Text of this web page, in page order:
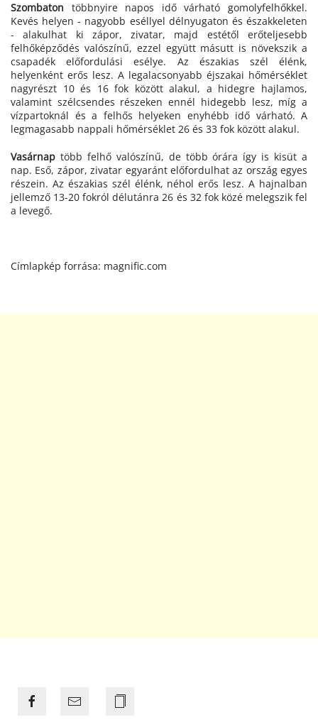
Szombaton többnyire napos idő várható gomolyfelhőkkel.
Kevés helyen - nagyobb eséllyel délnyugaton és északkeleten
- alakulhat ki zápor, zivatar, majd estétől erőteljesebb
felhőképződés valószínű, ezzel együtt másutt is növekszik a
csapadék előfordulási esélye. Az északias szél élénk,
helyenként erős lesz. A legalacsonyabb éjszakai hőmérséklet
nagyrészt 10 és 16 fok között alakul, a hidegre hajlamos,
valamint szélcsendes részeken ennél hidegebb lesz, míg a
vízpartoknál és a felhős helyeken enyhébb idő várható. A
legmagasabb nappali hőmérséklet 26 és 33 fok között alakul.
Vasárnap több felhő valószínű, de több órára így is kisüt a
nap. Eső, zápor, zivatar egyaránt előfordulhat az ország egyes
részein. Az északias szél élénk, néhol erős lesz. A hajnalban
jellemző 13-20 fokról délutánra 26 és 32 fok közé melegszik fel
a levegő.
Címlapkép forrása: magnific.com